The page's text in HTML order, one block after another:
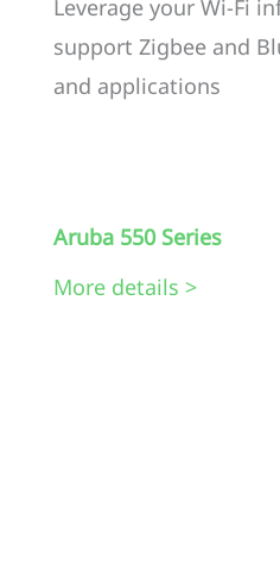
Leverage your Wi-Fi
support Zigbee and
and applications
Aruba 550 Series
More details >